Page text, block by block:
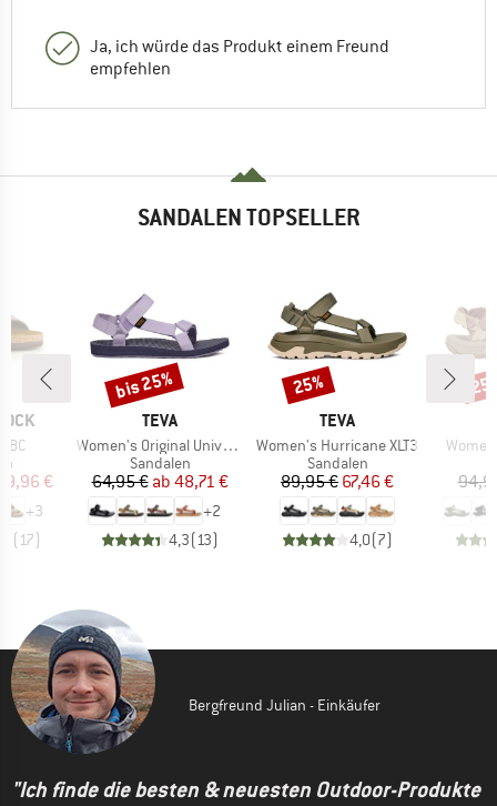
Ja, ich würde das Produkt einem Freund
empfehlen
SANDALEN TOPSELLER
Preis
€
+3
(17)
MARKE
TEVA
Artikel
Women's Original Universal
Produktgruppe
Sandalen
Preis
64,95 € reduzierter Preis
ab 48,71 €
+2
4,3(13)
Rabatt
bis 25%
MARKE
TEVA
Artikel
Women's Hurricane XLT3
Produktgruppe
Sandalen
Preis
89,95 €reduzierter Preis
67,46 €
4,0(7)
Rabatt
25%
Artikel
Bergfreund Julian - Einkäufer
"Ich finde die besten & neuesten Outdoor-Produkte